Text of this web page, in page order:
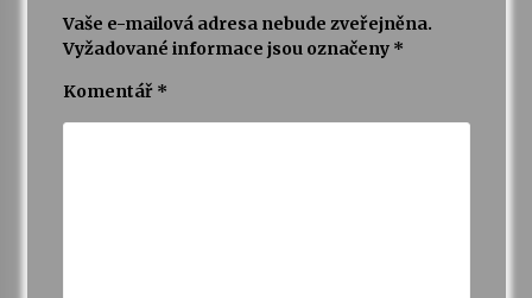
13. 7. 2026
Varhanní recitál Michala Novenka v Klášteře
Vaše e-mailová adresa nebude zveřejněna.
Vyžadované informace jsou označeny *
Komentář *